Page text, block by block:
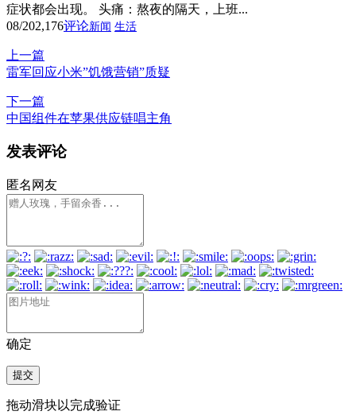
症状都会出现。 头痛：熬夜的隔天，上班...
08/202,176评论新闻 生活
上一篇
雷军回应小米”饥饿营销”质疑
下一篇
中国组件在苹果供应链唱主角
发表评论
匿名网友
确定
提交
拖动滑块以完成验证